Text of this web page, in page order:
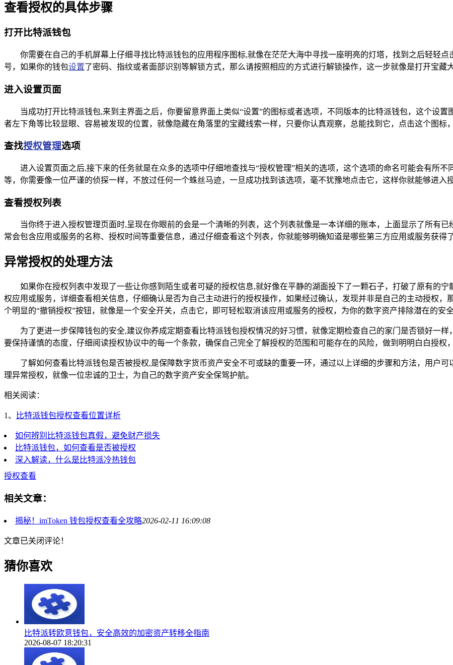
查看授权的具体步骤
打开比特派钱包
你需要在自己的手机屏幕上仔细寻找比特派钱包的应用程序图标,就像在茫茫大海中寻找一座明亮的灯塔，找到之后轻轻
号，如果你的钱包设置了密码、指纹或者面部识别等解锁方式，那么请按照相应的方式进行解锁操作，这一步就像是打开宝藏
进入设置页面
当成功打开比特派钱包,来到主界面之后，你要留意界面上类似“设置”的图标或者选项，不同版本的比特派钱包，这个设
者左下角等比较显眼、容易被发现的位置，就像隐藏在角落里的宝藏线索一样，只要你认真观察，总能找到它，点击这个图标
查找授权管理选项
进入设置页面之后,接下来的任务就是在众多的选项中仔细地查找与“授权管理”相关的选项，这个选项的命名可能会有所不
等，你需要像一位严谨的侦探一样，不放过任何一个蛛丝马迹，一旦成功找到该选项，毫不犹豫地点击它，这样你就能够进入
查看授权列表
当你终于进入授权管理页面时,呈现在你眼前的会是一个清晰的列表，这个列表就像是一本详细的账本，上面显示了所有
常会包含应用或服务的名称、授权时间等重要信息，通过仔细查看这个列表，你就能够明确知道是哪些第三方应用或服务获得
异常授权的处理方法
如果你在授权列表中发现了一些让你感到陌生或者可疑的授权信息,就好像在平静的湖面投下了一颗石子，打破了原有的
权应用或服务，详细查看相关信息，仔细确认是否为自己主动进行的授权操作，如果经过确认，发现并非是自己的主动授权
个明显的“撤销授权”按钮，就像是一个安全开关，点击它，即可轻松取消该应用或服务的授权，为你的数字资产排除潜在的安全
为了更进一步保障钱包的安全,建议你养成定期查看比特派钱包授权情况的好习惯，就像定期检查自己的家门是否锁好一
要保持谨慎的态度，仔细阅读授权协议中的每一个条款，确保自己完全了解授权的范围和可能存在的风险，做到明明白白授权
了解如何查看比特派钱包是否被授权,是保障数字货币资产安全不可或缺的重要一环，通过以上详细的步骤和方法，用户
理异常授权，就像一位忠诚的卫士，为自己的数字资产安全保驾护航。
相关阅读：
1、 比特派钱包授权查看位置详析
如何辨别比特派钱包真假，避免财产损失
比特派钱包，如何查看是否被授权
深入解读，什么是比特派冷热钱包
授权查看
相关文章：
揭秘！imToken 钱包授权查看全攻略2026-02-11 16:09:08
文章已关闭评论！
猜你喜欢
比特派转欧意钱包，安全高效的加密资产转移全指南
2026-08-07 18:20:31